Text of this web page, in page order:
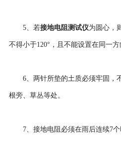
5、若接地电阻测试仪为圆心，
不得小于120°，且不能设置在同一方
6、两针所垫的土质必须牢固，
根旁、草丛等处。
7、接地电阻必须在雨后连续7个